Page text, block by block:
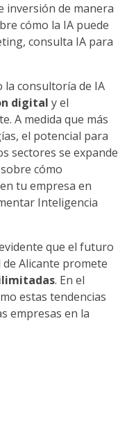
inversión de manera
cómo la IA puede
consulta IA para
la consultoría de IA
digital y el
A medida que más
el potencial para
sectores se expande
cómo
tu empresa en
Inteligencia
que el futuro
Alicante promete
. En el
estas tendencias
empresas en la